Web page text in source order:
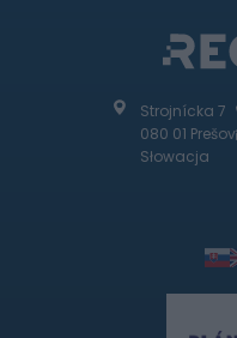
Strojnícka 7
080 01 Prešov
Słowacja